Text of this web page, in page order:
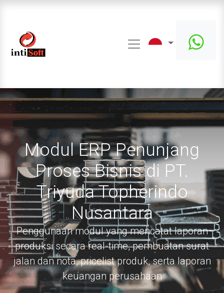
Modul ERP Penunjang
Proses Bisnis di PT.
Triyuda Topherindo
Nusantara
Penggunaan modul yang mencatat laporan
produksi secara real-time, pembuatan surat
jalan dan nota, pricelist produk, serta laporan
keuangan perusahaan